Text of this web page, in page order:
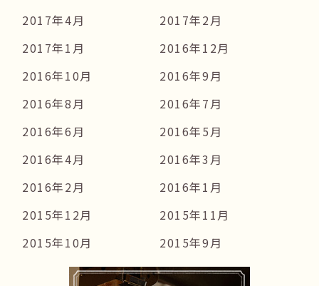
2017年4月
2017年2月
2017年1月
2016年12月
2016年10月
2016年9月
2016年8月
2016年7月
2016年6月
2016年5月
2016年4月
2016年3月
2016年2月
2016年1月
2015年12月
2015年11月
2015年10月
2015年9月